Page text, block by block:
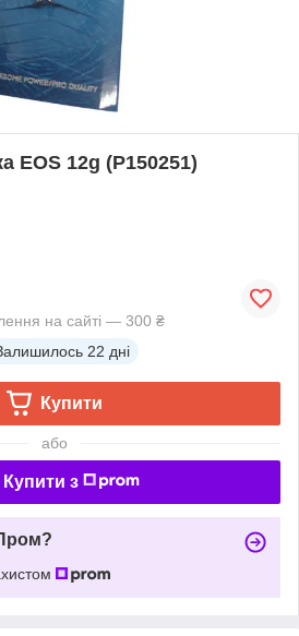
EOS 12g (P150251)
на сайті — 300 ₴
22 дні
Купити
або
Купити з